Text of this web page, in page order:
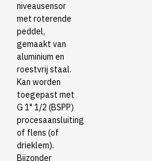
niveausensor
met roterende
peddel,
gemaakt van
aluminium en
roestvrij staal.
Kan worden
toegepast met
G 1" 1/2 (BSPP)
procesaansluiting
of flens (of
drieklem).
Bijzonder